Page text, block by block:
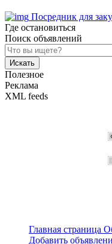
Посредник для
Где остановиться
Поиск объявлений
Искать
Полезное
Реклама
XML feeds
Главная страница
Добавить